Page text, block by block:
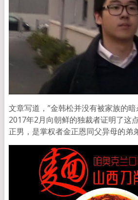
文章写道，”金韩松并没有被家族的
2017年2月向朝鲜的独裁者证明了这
正男，是掌权者金正恩同父异母的弟